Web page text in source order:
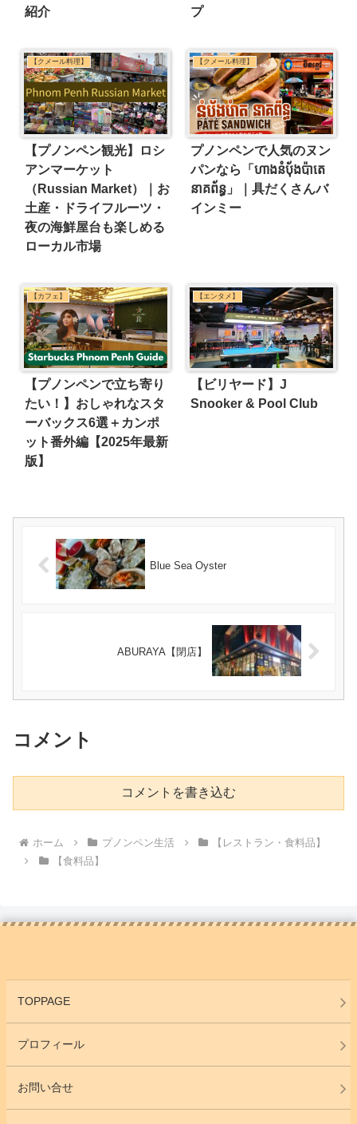
紹介
プ
【クメール料理】
【プノンペン観光】ロシ
アンマーケット
（Russian Market）｜お
土産・ドライフルーツ・
夜の海鮮屋台も楽しめる
ローカル市場
【クメール料理】
プノンペンで人気のヌン
パンなら「ហាងនំប៉័ងប៉ាតេ
នាគព័ន្ធ」｜具だくさんバ
インミー
【カフェ】
【プノンペンで立ち寄り
たい！】おしゃれなスタ
ーバックス6選＋カンポ
ット番外編【2025年最新
版】
【エンタメ】
【ビリヤード】J
Snooker & Pool Club
Blue Sea Oyster
ABURAYA【閉店】
コメント
コメントを書き込む
ホーム プノンペン生活
【レストラン・食料品】
【食料品】
TOPPAGE
プロフィール
お問い合せ